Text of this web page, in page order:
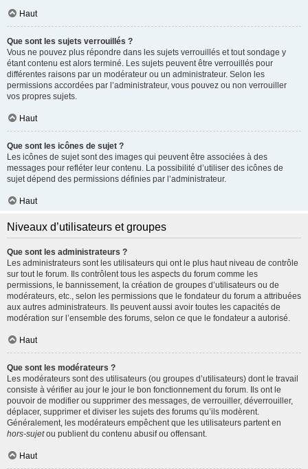
Haut
Que sont les sujets verrouillés ?
Vous ne pouvez plus répondre dans les sujets verrouillés et tout sondage y
étant contenu est alors terminé. Les sujets peuvent être verrouillés pour
différentes raisons par un modérateur ou un administrateur. Selon les
permissions accordées par l’administrateur, vous pouvez ou non verrouiller
vos propres sujets.
Haut
Que sont les icônes de sujet ?
Les icônes de sujet sont des images qui peuvent être associées à des
messages pour refléter leur contenu. La possibilité d’utiliser des icônes de
sujet dépend des permissions définies par l’administrateur.
Haut
Niveaux d’utilisateurs et groupes
Que sont les administrateurs ?
Les administrateurs sont les utilisateurs qui ont le plus haut niveau de contrôle
sur tout le forum. Ils contrôlent tous les aspects du forum comme les
permissions, le bannissement, la création de groupes d’utilisateurs ou de
modérateurs, etc., selon les permissions que le fondateur du forum a attribuées
aux autres administrateurs. Ils peuvent aussi avoir toutes les capacités de
modération sur l’ensemble des forums, selon ce que le fondateur a autorisé.
Haut
Que sont les modérateurs ?
Les modérateurs sont des utilisateurs (ou groupes d’utilisateurs) dont le travail
consiste à vérifier au jour le jour le bon fonctionnement du forum. Ils ont le
pouvoir de modifier ou supprimer des messages, de verrouiller, déverrouiller,
déplacer, supprimer et diviser les sujets des forums qu’ils modèrent.
Généralement, les modérateurs empêchent que les utilisateurs partent en
hors-sujetou publient du contenu abusif ou offensant.
Haut